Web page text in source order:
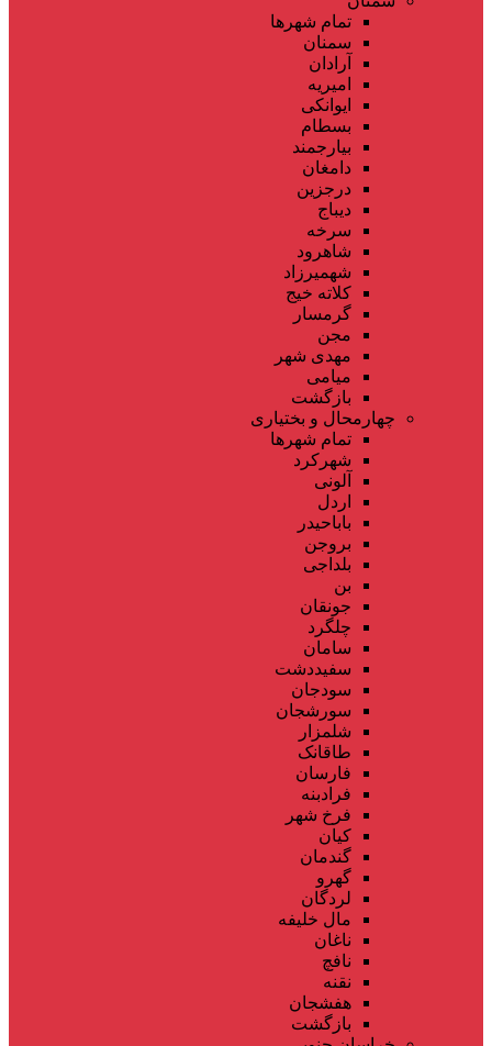
تمام شهر‌ها
سمنان
آرادان
امیریه
ایوانکی
بسطام
بیارجمند
دامغان
درجزین
دیباج
سرخه
شاهرود
شهمیرزاد
کلاته خیج
گرمسار
مجن
مهدی شهر
میامی
بازگشت
چهارمحال و بختیاری
تمام شهر‌ها
شهرکرد
آلونی
اردل
باباحیدر
بروجن
بلداجی
بن
جونقان
چلگرد
سامان
سفیددشت
سودجان
سورشجان
شلمزار
طاقانک
فارسان
فرادبنه
فرخ شهر
کیان
گندمان
گهرو
لردگان
مال خلیفه
ناغان
نافچ
نقنه
هفشجان
بازگشت